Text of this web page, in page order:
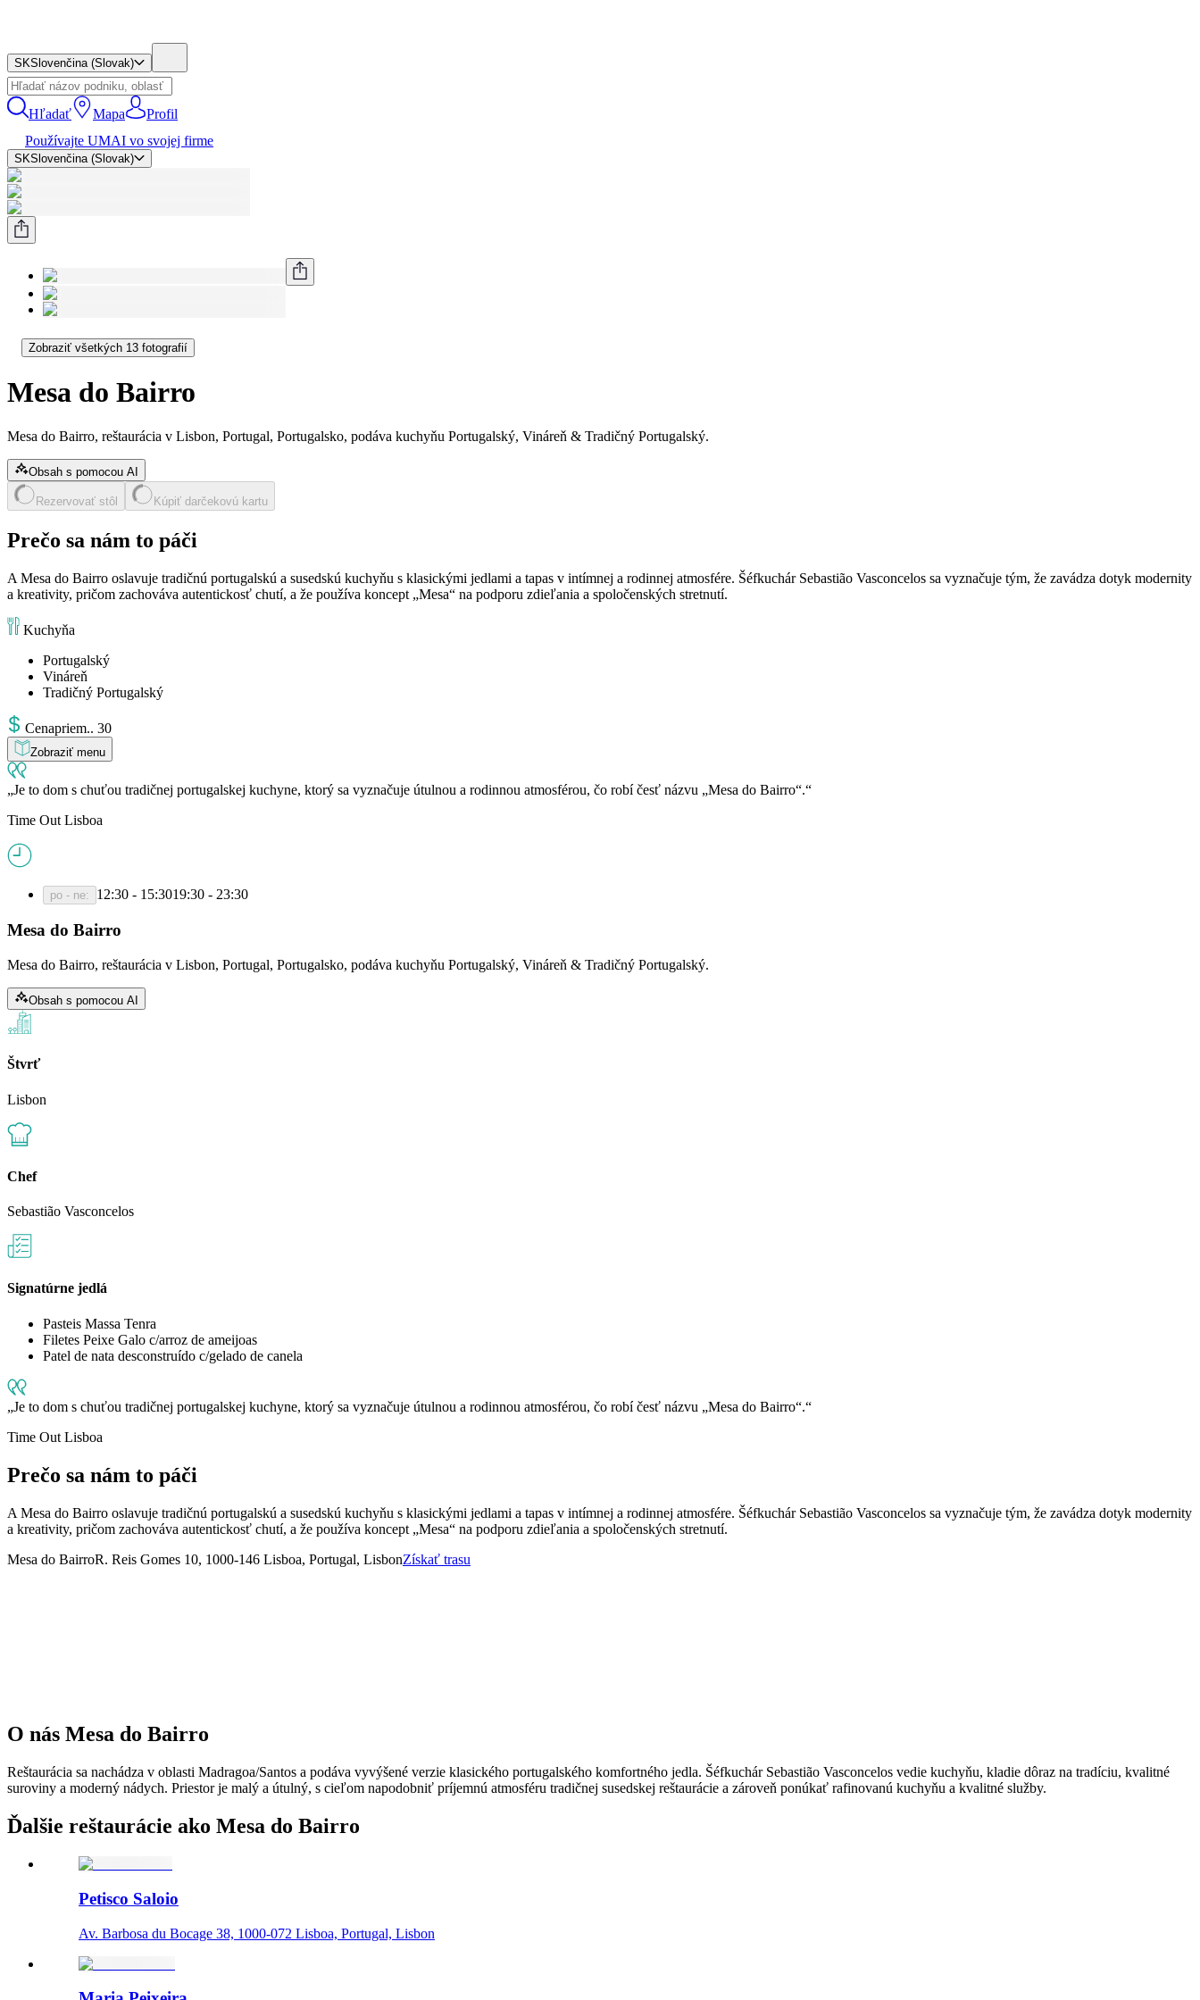
SKSlovenčina (Slovak)
Hľadať Mapa
Profil
Používajte UMAI vo svojej firme
SKSlovenčina (Slovak)
Zobraziť všetkých 13 fotografií
Mesa do Bairro
Mesa do Bairro, reštaurácia v Lisbon, Portugal, Portugalsko, podáva kuchyňu Portugalský, Vináreň & Tradičný Portugalský.
Obsah s pomocou AI
Rezervovať stôl Kúpiť darčekovú kartu
Prečo sa nám to páči
A Mesa do Bairro oslavuje tradičnú portugalskú a susedskú kuchyňu s klasickými jedlami a tapas v intímnej a rodinnej atmosfére. Šéfkuchár Sebastião Vasconcelos sa vyznačuje tým, že zavádza dotyk modernity
a kreativity, pričom zachováva autentickosť chutí, a že používa koncept „Mesa“ na podporu zdieľania a spoločenských stretnutí.
Kuchyňa
Portugalský
Vináreň
Tradičný Portugalský
Cenapriem.. 30
Zobraziť menu
Je to dom s chuťou tradičnej portugalskej kuchyne, ktorý sa vyznačuje útulnou a rodinnou atmosférou, čo robí česť názvu „Mesa do Bairro“.
Time Out Lisboa
po - ne: 12:30 - 15:3019:30 - 23:30
Mesa do Bairro
Mesa do Bairro, reštaurácia v Lisbon, Portugal, Portugalsko, podáva kuchyňu Portugalský, Vináreň & Tradičný Portugalský.
Obsah s pomocou AI
Štvrť
Lisbon
Chef
Sebastião Vasconcelos
Signatúrne jedlá
Pasteis Massa Tenra
Filetes Peixe Galo c/arroz de ameijoas
Patel de nata desconstruído c/gelado de canela
Je to dom s chuťou tradičnej portugalskej kuchyne, ktorý sa vyznačuje útulnou a rodinnou atmosférou, čo robí česť názvu „Mesa do Bairro“.
Time Out Lisboa
Prečo sa nám to páči
A Mesa do Bairro oslavuje tradičnú portugalskú a susedskú kuchyňu s klasickými jedlami a tapas v intímnej a rodinnej atmosfére. Šéfkuchár Sebastião Vasconcelos sa vyznačuje tým, že zavádza dotyk modernity
a kreativity, pričom zachováva autentickosť chutí, a že používa koncept „Mesa“ na podporu zdieľania a spoločenských stretnutí.
Mesa do BairroR. Reis Gomes 10, 1000-146 Lisboa, Portugal, LisbonZískať trasu
O nás Mesa do Bairro
Reštaurácia sa nachádza v oblasti Madragoa/Santos a podáva vyvýšené verzie klasického portugalského komfortného jedla. Šéfkuchár Sebastião Vasconcelos vedie kuchyňu, kladie dôraz na tradíciu, kvalitné
suroviny a moderný nádych. Priestor je malý a útulný, s cieľom napodobniť príjemnú atmosféru tradičnej susedskej reštaurácie a zároveň ponúkať rafinovanú kuchyňu a kvalitné služby.
Ďalšie reštaurácie ako Mesa do Bairro
Petisco Saloio
Av. Barbosa du Bocage 38, 1000-072 Lisboa, Portugal, Lisbon